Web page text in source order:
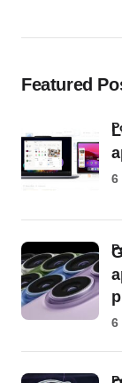
Featured
6
6